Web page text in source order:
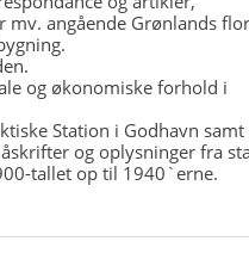
mv. angående Grønlands
og økonomiske forhold i
Station i Godhavn
og oplysninger fra
tallet op til 1940`erne.